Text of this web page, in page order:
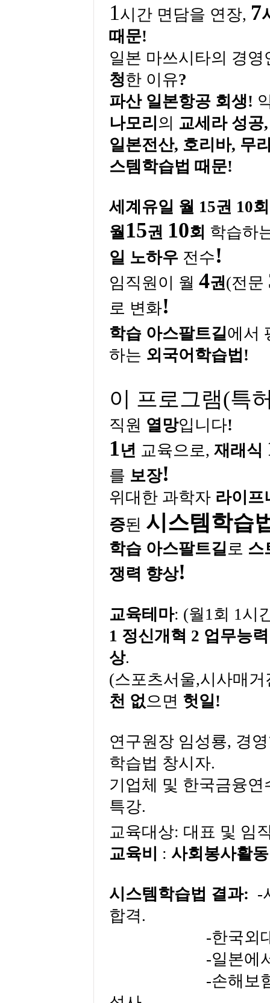
1시간 면담을 연장, 7
때문!
일본 마쓰시타의 경
청한 이유?
파산 일본항공 회생!
나모리 의 교세라 성공,
일본전산, 호리바, 무
스템학습법 때문!
세계유일 월 15권 10
월15권 10회 학습하
일 노하우 전수!
임직원이 월 4권(전문
로 변화!
학습 아스팔트길에서
하는 외국어학습법!
이 프로그램(특
직원 열망입니다!
1년 교육으로, 재래식
를 보장!
위대한 과학자 라이프
증된 시스템학습
학습 아스팔트길로 스
쟁력 향상!
교육테마: (월 1회 1시
1 정신개혁 2 업무능
상.
(스포츠서울,시사매거
천 없으면 헛일!
연구원장 임성룡, 경
학습법 창시자.
기업체 및 한국금융연
특강.
교육대상: 대표 및 임
교육비
: 사회봉사활동
시스템학습법 결과: -
합격.
-한국외
-일본에
-손해보